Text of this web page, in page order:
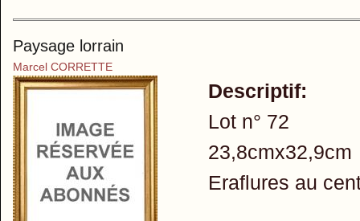
Paysage lorrain
Marcel CORRETTE
Descriptif:
Lot n° 72
23,8cmx32,9cm
Eraflures au